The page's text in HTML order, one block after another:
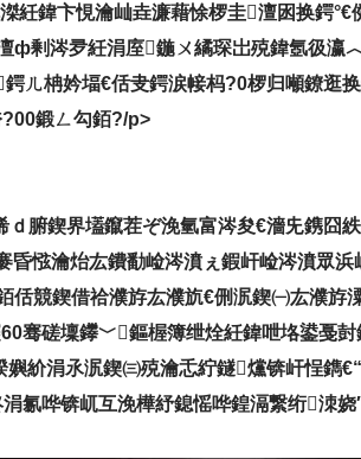
紝鍏卞悓瀹屾垚濂藉悇椤圭澶囦换鍔
ф剰涔夛紝涓庢鍦ㄨ繘琛岀殑鍏氬彶瀛
ㄦ柟妗堛€佸叏鍔涙帹杩?0椤归噸鐐逛
鍛ㄥ勾銆?/p>
腑鍥界壒鑹茬ぞ浼氫富涔夋€濇兂鎸囧
惤瀹炲厷鐨勫崄涔濆ぇ鍜屽崄涔濆眾
佸競鍥借祫濮斿厷濮斻€侀泦鍥㈠厷濮
骞磋壈鑻﹀鏂楃簿绁烇紝鍏呭垎鍙戞
紒涓氶泦鍥㈢殑瀹忎紵鐩爣锛屽悜鐫
氱哗锛屼互浼樺紓鎴愮哗鍠滆繋绗洓